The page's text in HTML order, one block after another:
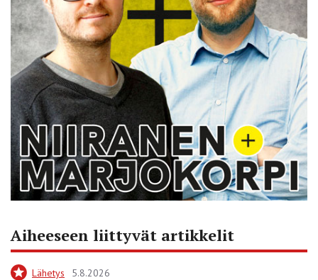
Aiheeseen liittyvät artikkelit
Lähetys 5.8.2026